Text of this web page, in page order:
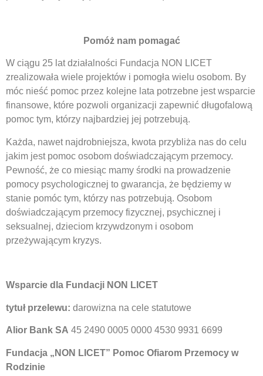
Pomóż nam pomagać
W ciągu 25 lat działalności Fundacja NON LICET
zrealizowała wiele projektów i pomogła wielu osobom. By
móc nieść pomoc przez kolejne lata potrzebne jest wsparcie
finansowe, które pozwoli organizacji zapewnić długofalową
pomoc tym, którzy najbardziej jej potrzebują.
Każda, nawet najdrobniejsza, kwota przybliża nas do celu
jakim jest pomoc osobom doświadczającym przemocy.
Pewność, że co miesiąc mamy środki na prowadzenie
pomocy psychologicznej to gwarancja, że będziemy w
stanie pomóc tym, którzy nas potrzebują. Osobom
doświadczającym przemocy fizycznej, psychicznej i
seksualnej, dzieciom krzywdzonym i osobom
przeżywającym kryzys.
Wsparcie dla Fundacji NON LICET
tytuł przelewu: darowizna na cele statutowe
Alior Bank SA 45 2490 0005 0000 4530 9931 6699
Fundacja „NON LICET” Pomoc Ofiarom Przemocy w
Rodzinie